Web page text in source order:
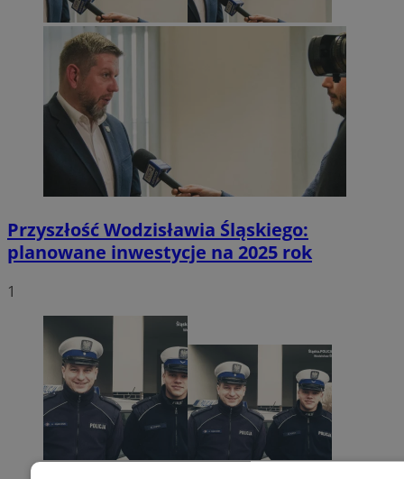
Przyszłość Wodzisławia Śląskiego:
planowane inwestycje na 2025 rok
1